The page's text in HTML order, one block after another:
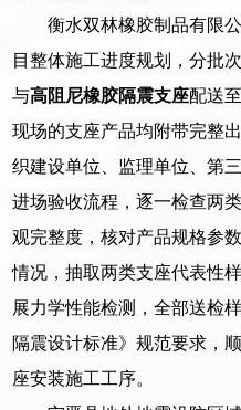
衡水双林橡胶制品有限
目整体施工进度规划，分批
与高阻尼橡胶隔震支座配送
现场的支座产品均附带完整
织建设单位、监理单位、第
进场验收流程，逐一检查两
观完整度，核对产品规格参
情况，抽取两类支座代表性
展力学性能检测，全部送检
隔震设计标准》规范要求，
座安装施工工序。